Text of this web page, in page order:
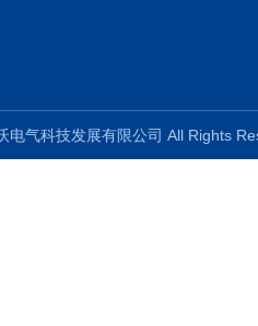
电气科技发展有限公司 All